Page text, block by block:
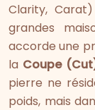
Clarity,
grandes
accorde une
la Coupe
pierre ne
poids, mais